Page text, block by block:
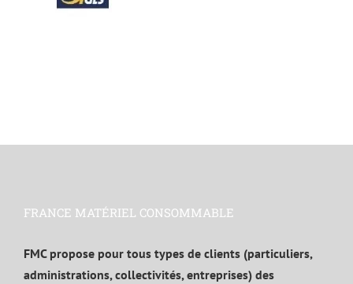
FRANCE MATÉRIEL CONSOMMABLE
FMC propose pour tous types de clients (particuliers,
administrations, collectivités, entreprises) des